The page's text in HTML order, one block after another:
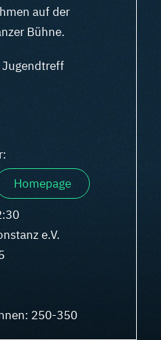
auf der
Bühne.
Jugendtreff
Homepage
e.V.
250-350